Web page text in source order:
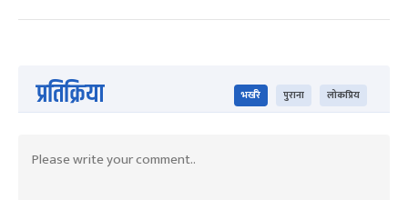
प्रतिक्रिया भर्खरै पुराना लोकप्रिय